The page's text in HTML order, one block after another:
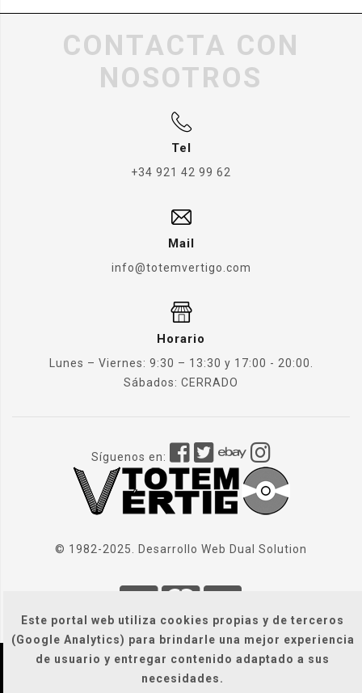
Este portal web utiliza cookies propias y de terceros
(Google Analytics) para brindarle una mejor experiencia
de usuario y entregar contenido adaptado a sus
necesidades.
CONTACTA CON
NOSOTROS
Tel
+34 921 42 99 62
Mail
info@totemvertigo.com
Horario
Lunes – Viernes: 9:30 – 13:30 y 17:00 - 20:00.
Sábados: CERRADO
Síguenos en:
© 1982-2025. Desarrollo Web Dual Solution
| Condiciones Generales